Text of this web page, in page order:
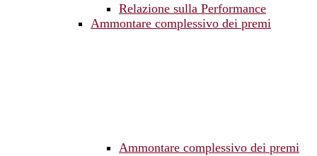
Relazione sulla Performance
Ammontare complessivo dei premi
Ammontare complessivo dei premi